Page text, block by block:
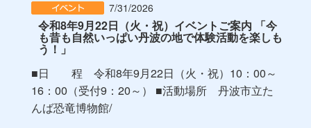
7/31/2026
令和8年9月22日（火・祝）イベントご案内 「今
も昔も自然いっぱい丹波の地で体験活動を楽しも
う！」
■日 程 令和8年9月22日（火・祝）10：00～
16：00（受付9：20～） ■活動場所 丹波市立た
んば恐竜博物館/